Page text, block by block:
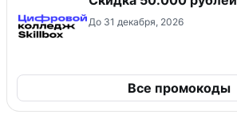
До 31 декабря, 2026
Все промокоды